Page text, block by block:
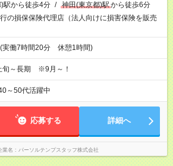
駅から徒歩4分 / 神田(東京都)駅から徒歩6分
の損保保険代理店（法人向けに損害保険を販売
実働7時間20分 休憩1時間)
旬～長期 ※9月～！
～50代活躍中
応募する 詳細へ
業名 パーソルテンプスタッフ株式会社